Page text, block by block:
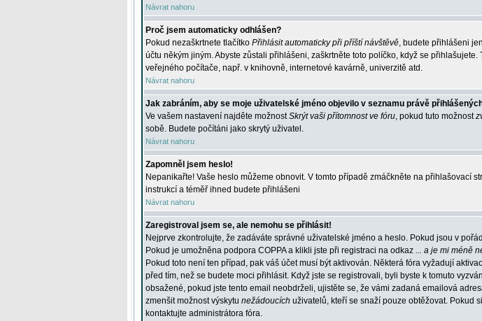
Návrat nahoru
Proč jsem automaticky odhlášen?
Pokud nezaškrtnete tlačítko Přihlásit automaticky při příští návštěvě, budete přihlášeni
účtu někým jiným. Abyste zůstali přihlášeni, zaškrtněte toto políčko, když se
veřejného počítače, např. v knihovně, internetové kavárně, univerzitě atd.
Návrat nahoru
Jak zabráním, aby se moje uživatelské jméno objevilo v seznamu právě
Ve vašem nastavení najděte možnostSkrýt vaši přítomnost ve fóru, pokud tuto možnost
sobě. Budete počítáni jako skrytý uživatel.
Návrat nahoru
Zapomněl jsem heslo!
Nepanikařte! Vaše heslo můžeme obnovit. V tomto případě zmáčkněte na přihlašovací
instrukcí a téměř ihned budete přihlášeni
Návrat nahoru
Zaregistroval jsem se, ale nemohu se přihlásit!
Nejprve zkontrolujte, že zadáváte správné uživatelské jméno a heslo. Pokud jsou v
Pokud je umožněna podpora COPPA a klikli jste při registraci na odkaz ... a je mi méně
Pokud toto není ten případ, pak váš účet musí být aktivován. Některá fóra vyžadují
před tím, než se budete moci přihlásit. Když jste se registrovali, byli byste k tomuto
obsažené, pokud jste tento email neobdrželi, ujistěte se, že vámi zadaná emailová
zmenšit možnost výskytu nežádoucích uživatelů, kteří se snaží pouze obtěžovat. Pokud
kontaktujte administrátora fóra.